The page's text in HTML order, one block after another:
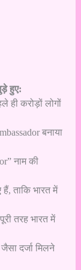
हुए:
ही करोड़ों लोगों
बनाया
नाम की
ताकि भारत में
तरह भारत में
दर्जा मिलने